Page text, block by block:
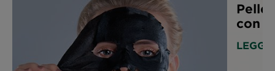
Pelle
con
LEGGI